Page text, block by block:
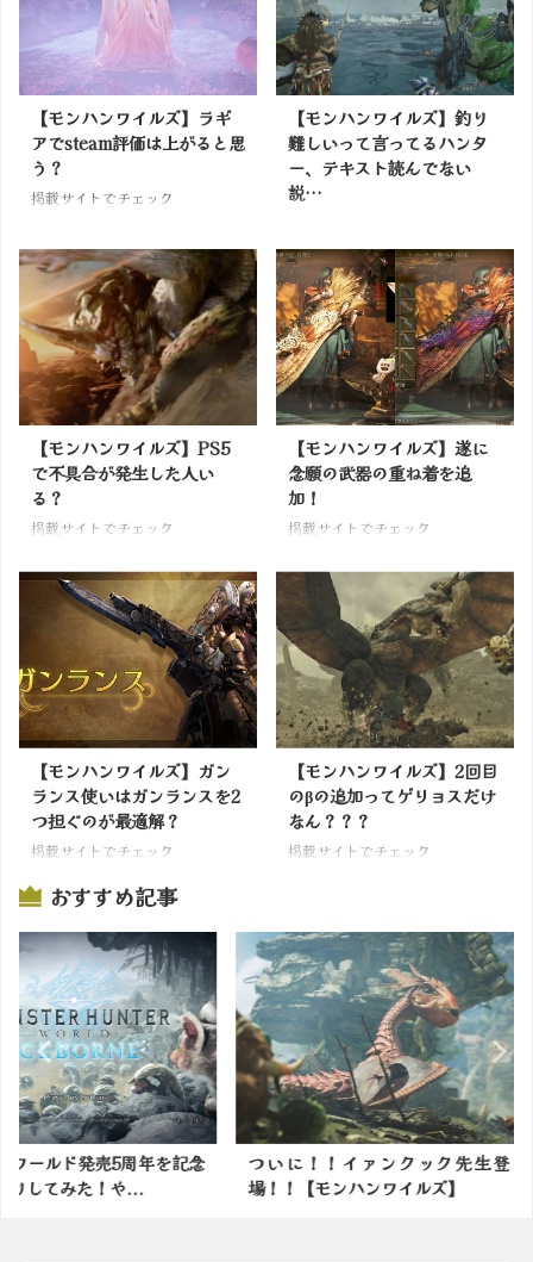
【モンハンワイルズ】ラギ
アでsteam評価は上がると思
う？
掲載サイトでチェック
【モンハンワイルズ】釣り
難しいって言ってるハンタ
ー、テキスト読んでない
説…
【モンハンワイルズ】PS5
で不具合が発生した人い
る？
掲載サイトでチェック
【モンハンワイルズ】遂に
念願の武器の重ね着を追
加！
掲載サイトでチェック
【モンハンワイルズ】ガン
ランス使いはガンランスを2
つ担ぐのが最適解？
掲載サイトでチェック
【モンハンワイルズ】2回目
のβの追加ってゲリョスだけ
なん？？？
掲載サイトでチェック
おすすめ記事
周年を記念
...
ついに！！イァンクック先生登
場！！【モンハンワイルズ】
弱者男性
した時にあ